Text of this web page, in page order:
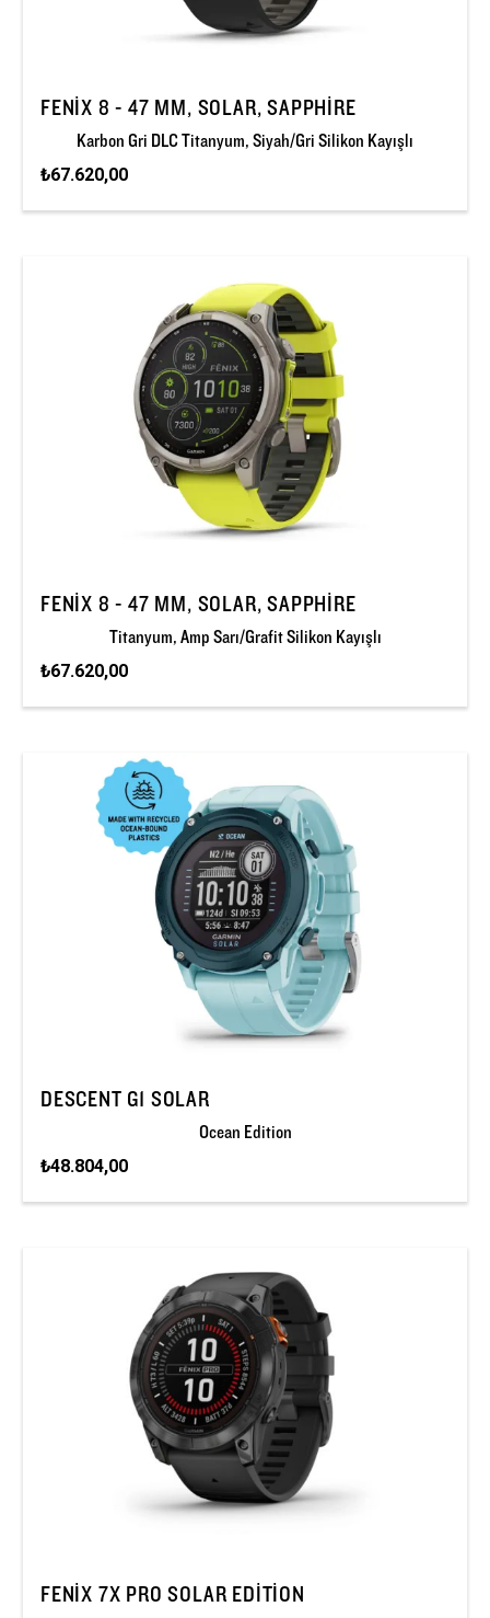
FENIX 8 - 47 MM, SOLAR, SAPPHIRE
Karbon Gri DLC Titanyum, Siyah/Gri Silikon Kayışlı
₺67.620,00
FENIX 8 - 47 MM, SOLAR, SAPPHIRE
Titanyum, Amp Sarı/Grafit Silikon Kayışlı
₺67.620,00
DESCENT G1 SOLAR
Ocean Edition
₺48.804,00
FENIX 7X PRO SOLAR EDITION